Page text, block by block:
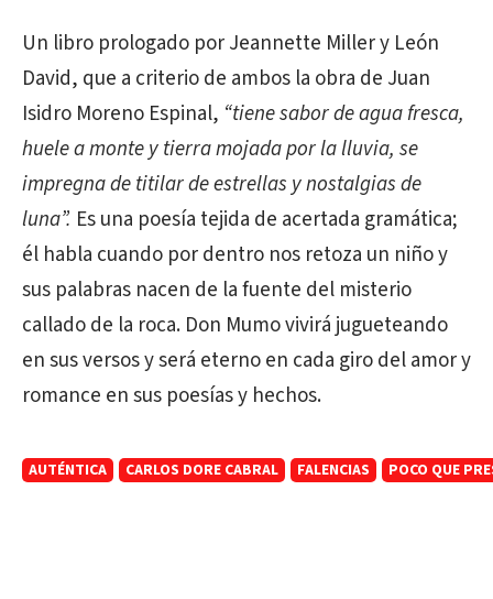
Un libro prologado por Jeannette Miller y León
David, que a criterio de ambos la obra de Juan
Isidro Moreno Espinal, “tiene sabor de agua fresca,
huele a monte y tierra mojada por la lluvia, se
impregna de titilar de estrellas y nostalgias de
luna”. Es una poesía tejida de acertada gramática;
él habla cuando por dentro nos retoza un niño y
sus palabras nacen de la fuente del misterio
callado de la roca. Don Mumo vivirá jugueteando
en sus versos y será eterno en cada giro del amor y
romance en sus poesías y hechos.
AUTÉNTICA CARLOS DORE CABRAL FALENCIAS POCO QUE